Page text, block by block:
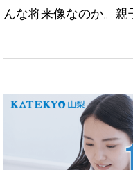
んな将来像なのか。親